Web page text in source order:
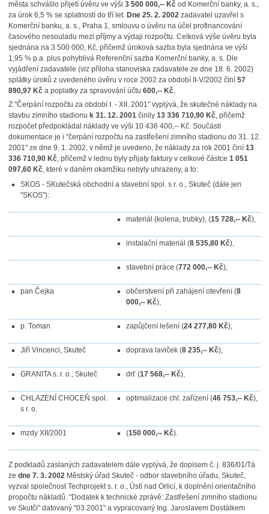
města schválilo přijetí úvěru ve výši 3 500 000,-- Kčod Komerční banky, a. s.,
za úrok 6,5 % se splatností do tří let. Dne 25. 2. 2002zadavatel uzavřel s
Komerční banku, a. s., Praha 1, smlouvu o úvěru na účel profinancování
časového nesouladu mezi příjmy a výdaji rozpočtu. Celková výše úvěru byla
sjednána na 3 500 000, Kč, přičemž úroková sazba byla sjednána ve výši
1,95 % p.a. plus pohyblivá Referenční sazba Komerční banky, a. s. Dle
vyjádření zadavatele (viz příloha stanoviska zadavatele ze dne 18. 6. 2002)
splátky úroků z uvedeného úvěru v roce 2002 za období II-V/2002 činí 57
890,97 Kča poplatky za spravování účtu 600,-- Kč.
Z "Čerpání rozpočtu za období I. - XII. 2001" vyplývá, že skutečné náklady na
stavbu zimního stadionu k 31. 12. 2001činily 13 336 710,90 Kč, přičemž
rozpočet předpokládal náklady ve výši 10 436 400,-- Kč. Součástí
dokumentace je i "čerpání rozpočtu na zastřešení zimního stadionu do 31. 12.
2001" ze dne 9. 1. 2002, v němž je uvedeno, že náklady za rok 2001 činí 13
336 710,90 Kč, přičemž v lednu byly přijaty faktury v celkové částce 1 051
097,60 Kč, které v daném okamžiku nebyly uhrazeny, a to:
SKOS - SKutečská obchodní a stavební spol. s r. o., Skuteč (dále jen
"SKOS"):
materiál (kolena, trubky), (15 728,-- Kč),
instalační materiál (8 535,80 Kč),
stavební práce (772 000,-- Kč),
pan Čejka občerstvení při zahájení otevření (8
000,-- Kč),
p. Toman zapůjčení lešení (24 277,80 Kč),
Jiří Vincenci, Skuteč doprava laviček (8 235,-- Kč),
GRANITA s. r. o., Skuteč drť (17 568,-- Kč),
CHLAZENÍ CHOCEŇ spol.
s r. o.
optimalizace chl. zařízení (46 753,-- Kč),
mzdy XII/2001 (150 000,-- Kč).
Z podkladů zaslaných zadavatelem dále vyplývá, že dopisem č. j. 836/01/Tá
ze dne 7. 3. 2002Městský úřad Skuteč - odbor stavebního úřadu, Skuteč,
vyzval společnost Techprojekt s. r. o., Ústí nad Orlicí, k doplnění orientačního
propočtu nákladů. "Dodatek k technické zprávě: Zastřešení zimního stadionu
ve Skutči" datovaný "03.2001" a vypracovaný Ing. Jaroslavem Dostálkem